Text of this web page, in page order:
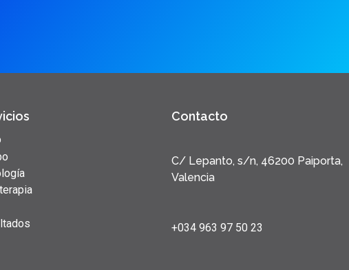
Contacto
C/ Lepanto, s/n, 46200 Paiporta,
Valencia
+034 963 97 50 23